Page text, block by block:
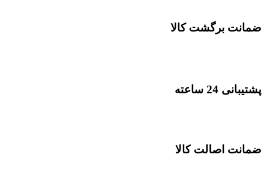
ضمانت برگشت کالا
پشتیبانی 24 ساعته
ضمانت اصالت کالا